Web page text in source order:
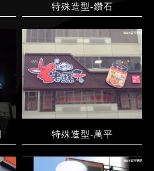
特殊造型-鑽石
特殊造型-萬平